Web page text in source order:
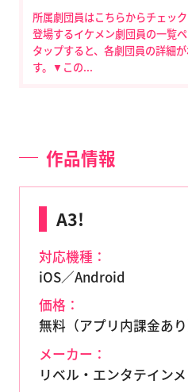
所属劇団員はこちらからチェッ
登場するイケメン劇団員の一覧
タップすると、各劇団員の詳細
す。▼この...
作品情報
A3!
対応機種：
iOS／Android
価格：
無料（アプリ内課金あり
メーカー：
リベル・エンタテイン